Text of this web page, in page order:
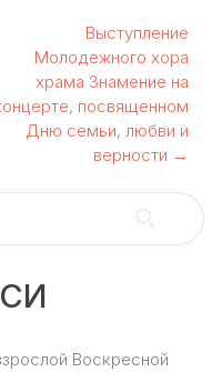
Выступление
Молодежного хора
храма Знамение на
посвященном
Дню семьи, любви и
верности →
Воскресной